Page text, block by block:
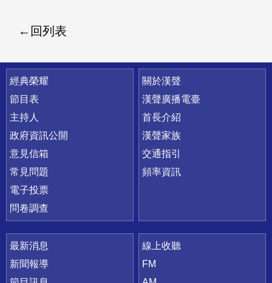
回列表
快速連結
經典榮耀
節目表
主持人
政府資訊公開
意見信箱
常見問題
電子投票
問卷調查
關於漢聲
漢聲廣播電臺
首長介紹
漢聲家族
交通指引
頻率資訊
最新消息
新聞報導
線上收聽
FM